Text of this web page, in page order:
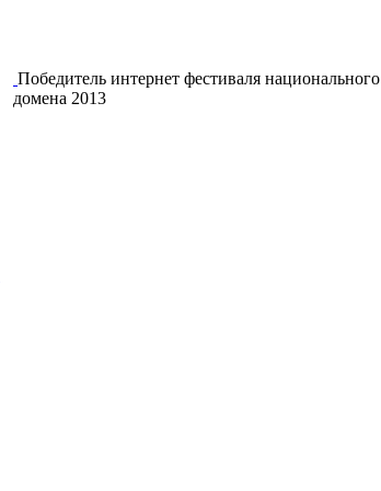
Победитель интернет фестиваля национального
домена 2013